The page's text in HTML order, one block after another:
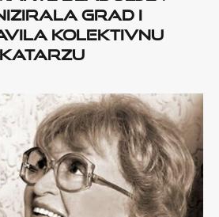
grad i
kolektivnu
katarzu